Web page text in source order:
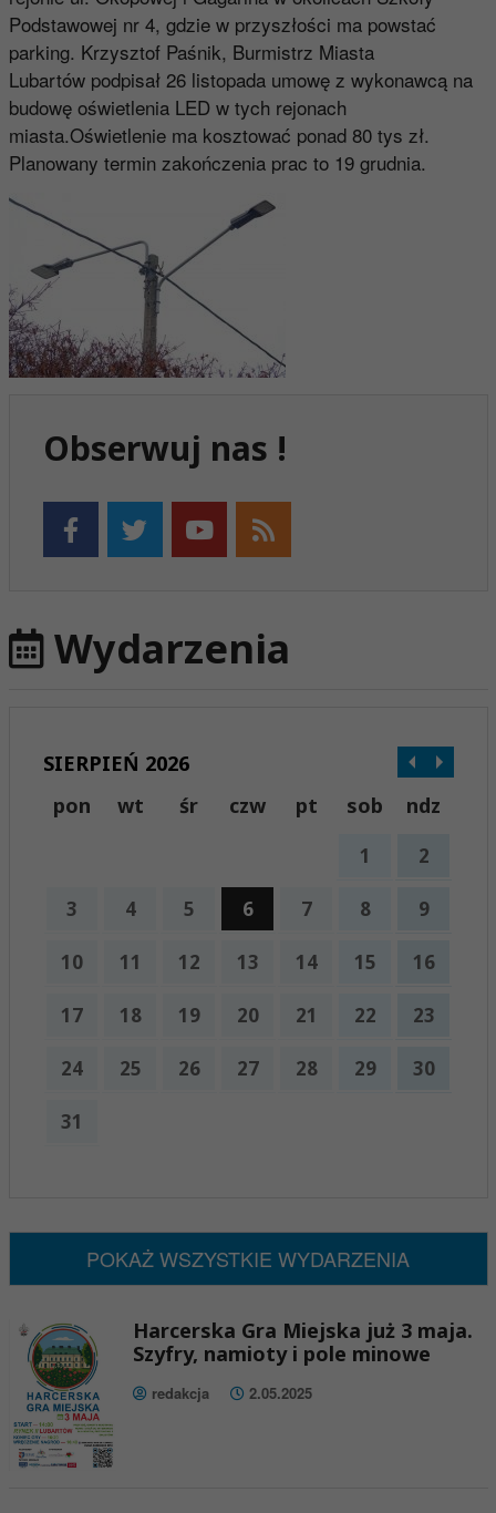
Podstawowej nr 4, gdzie w przyszłości ma powstać
parking. Krzysztof Paśnik, Burmistrz Miasta
Lubartów podpisał 26 listopada umowę z wykonawcą na
budowę oświetlenia LED w tych rejonach
miasta.Oświetlenie ma kosztować ponad 80 tys zł.
Planowany termin zakończenia prac to 19 grudnia.
Obserwuj nas !
Wydarzenia
SIERPIEŃ 2026
pon
wt śr czw pt sob ndz
1 2
3 4 5 6 7 8 9
10 11 12 13 14 15 16
17 18 19 20 21 22 23
24 25 26 27 28 29 30
31
POKAŻ WSZYSTKIE WYDARZENIA
Harcerska Gra Miejska już 3 maja.
Szyfry, namioty i pole minowe
redakcja 2.05.2025